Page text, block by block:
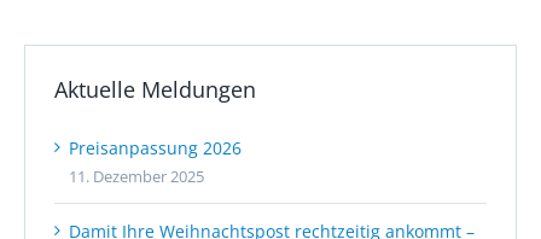
Aktuelle Meldungen
Preisanpassung 2026
11. Dezember 2025
Damit Ihre Weihnachtspost rechtzeitig ankommt –